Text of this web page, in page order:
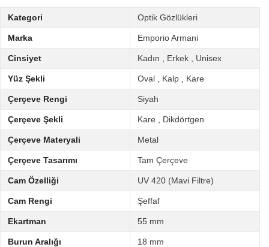
Kategori Optik Gözlükleri
Marka Emporio Armani
Cinsiyet Kadın Erkek Unisex
Yüz Şekli Oval Kalp Kare
Çerçeve Rengi Siyah
Çerçeve Şekli Kare Dikdörtgen
Çerçeve Materyali Metal
Çerçeve Tasarımı Tam Çerçeve
Cam Özelliği UV 420 (Mavi Filtre)
Cam Rengi Şeffaf
Ekartman 55 mm
Burun Aralığı 18 mm